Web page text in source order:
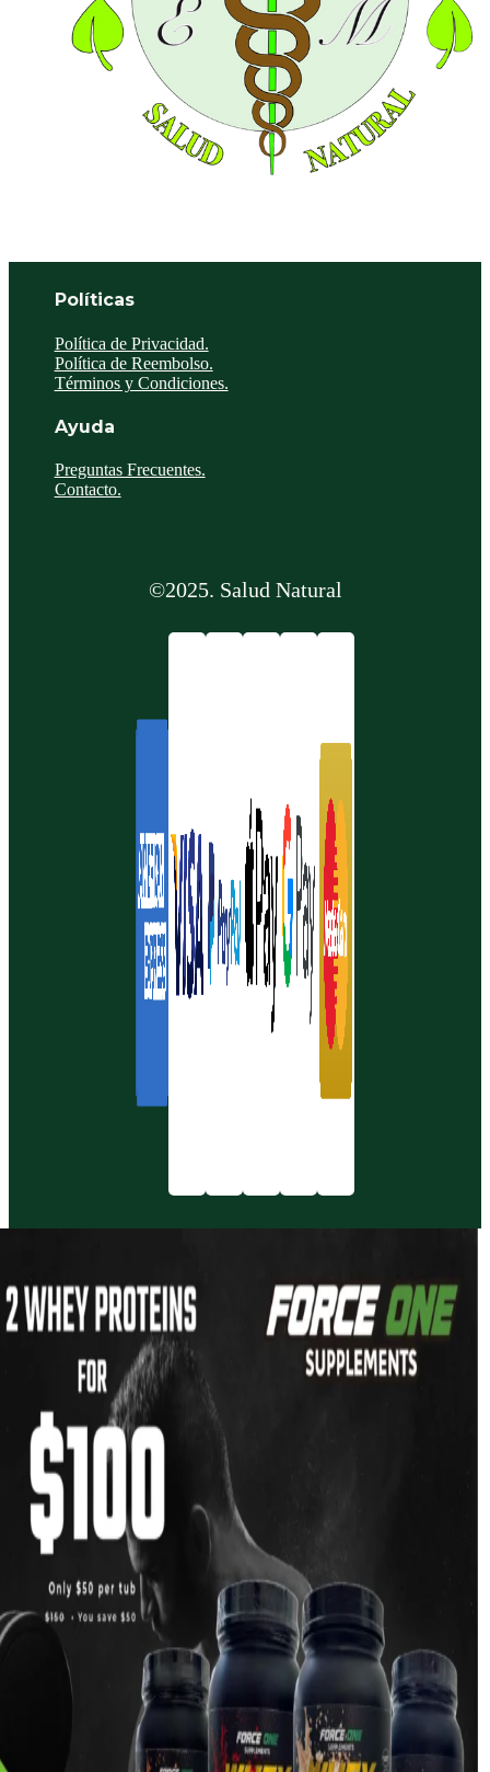
Políticas
Política de Privacidad.
Política de Reembolso.
Términos y Condiciones.
Ayuda
Preguntas Frecuentes.
Contacto.
©2025. Salud Natural